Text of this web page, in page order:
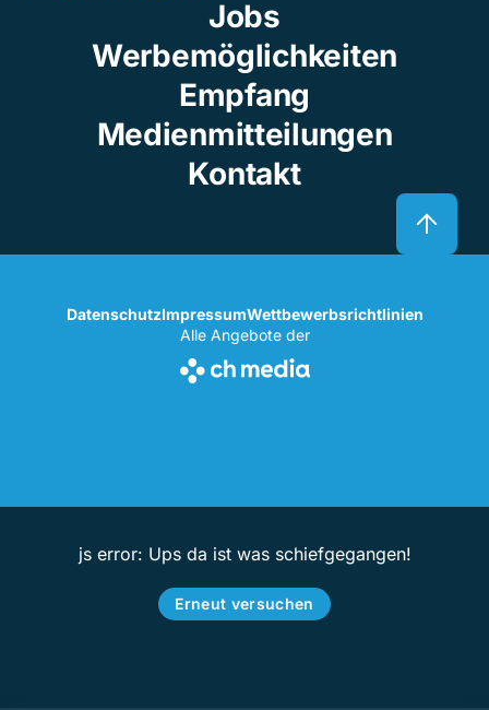
Jobs
Werbemöglichkeiten
Empfang
Medienmitteilungen
Kontakt
DatenschutzImpressumWettbewerbsrichtlinien
Alle Angebote der
js error: Ups da ist was schiefgegangen!
Erneut versuchen